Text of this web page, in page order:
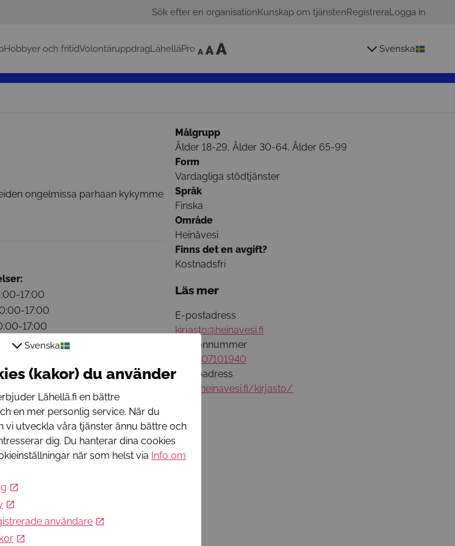
Sök efter en organisationKunskap om tjänstenRegistreraLogga in
Hobbyer och fritidVolontäruppdragLähelläPro Svenska
ongelmissa parhaan kykymme
17:00
17:00
17:00
17:00
17:00
17:00
10:00-17:00
Målgrupp
Ålder 18-29, Ålder 30-64, Ålder 65-99
Form
Vardagliga stödtjänster
Språk
Finska
Område
Heinävesi
Finns det en avgift?
Kostnadsfri
Läs mer
E-postadress
kirjasto@heinavesi.fi
Telefonnummer
+358407101940
Webbadress
www.heinavesi.fi/kirjasto/
Svenska
(kakor) du använder
Lähellä.fi en bättre
en mer personlig service. När du
vi utveckla våra tjänster ännu bättre och
dig. Du hanterar dina cookies
när som helst via Info om
användare